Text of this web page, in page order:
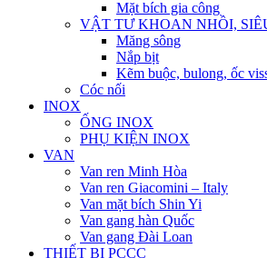
Mặt bích gia công
VẬT TƯ KHOAN NHỒI,
Măng sông
Nắp bịt
Kẽm buộc, bulong, ốc
Cóc nối
INOX
ỐNG INOX
PHỤ KIỆN INOX
VAN
Van ren Minh Hòa
Van ren Giacomini – Italy
Van mặt bích Shin Yi
Van gang hàn Quốc
Van gang Đài Loan
THIẾT BỊ PCCC